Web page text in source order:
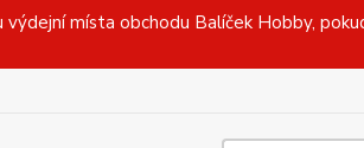
výdejní místa obchodu Balíček Hobby,